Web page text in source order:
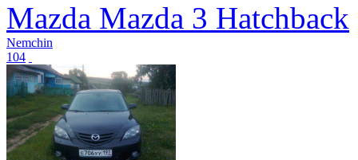
Mazda Mazda 3 Hatchback
Nemchin
104